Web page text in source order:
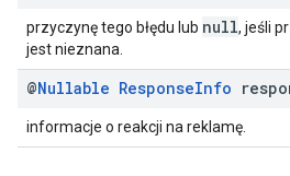
przyczynę tego błędu lub null, jeśli
jest nieznana.
@Nullable ResponseInfo
informacje o reakcji na reklamę.